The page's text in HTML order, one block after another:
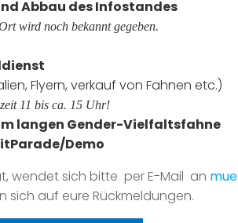
Abbau des Infostandes
wird noch bekannt gegeben.
Flyern, verkauf von Fahnen etc.)
11 bis ca. 15 Uhr!
langen Gender-Vielfaltsfahne
Demo
wendet sich bitte per E-Mail an
sich auf eure Rückmeldungen.